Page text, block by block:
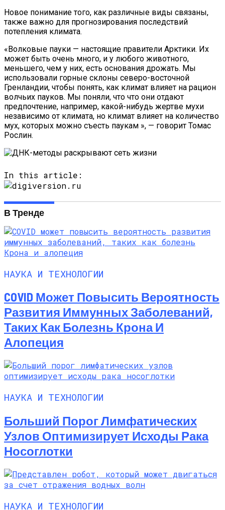
Новое понимание того, как различные виды связаны,
также важно для прогнозирования последствий
потепления климата.
«Волковые пауки — настоящие правители Арктики. Их
может быть очень много, и у любого животного,
меньшего, чем у них, есть основания дрожать. Мы
использовали горные склоны северо-восточной
Гренландии, чтобы понять, как климат влияет на рацион
волчьих пауков. Мы поняли, что что они отдают
предпочтение, например, какой-нибудь жертве мухи
независимо от климата, но климат влияет на количество
мух, которых можно съесть паукам », — говорит Томас
Рослин.
In this article:
В Тренде
НАУКА И ТЕХНОЛОГИИ
COVID Может Повысить Вероятность
Развития Иммунных Заболеваний,
Таких Как Болезнь Крона И
Алопеция
НАУКА И ТЕХНОЛОГИИ
Больший Порог Лимфатических
Узлов Оптимизирует Исходы Рака
Носоглотки
НАУКА И ТЕХНОЛОГИИ